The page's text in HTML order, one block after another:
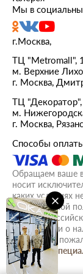
г.Москва,
ТЦ "Metromall",
м. Верхние
г. Москва,
ТЦ
м.
г. Москва,
Способы
Мы в
Обращаем ваше
носит
каких условиях
определяемой
кодекса
информации о
(или) услуг,
помощью